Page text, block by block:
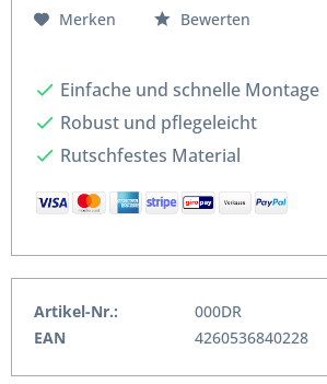
Merken Bewerten
Einfache und schnelle Montage
Robust und pflegeleicht
Rutschfestes Material
Artikel-Nr.:
000DR
EAN
4260536840228